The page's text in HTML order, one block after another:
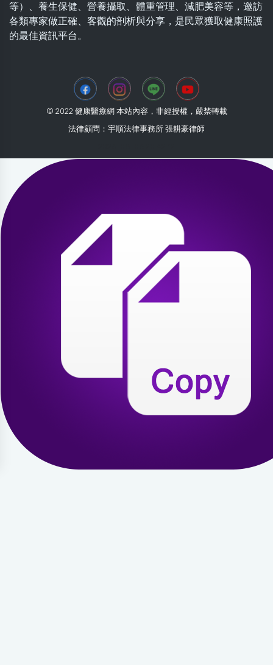
等）、養生保健、營養攝取、體重管理、減肥美容等，邀訪
各類專家做正確、客觀的剖析與分享，是民眾獲取健康照護
的最佳資訊平台。
© 2022 健康醫療網 本站內容，非經授權，嚴禁轉載
法律顧問：宇順法律事務所 張耕豪律師